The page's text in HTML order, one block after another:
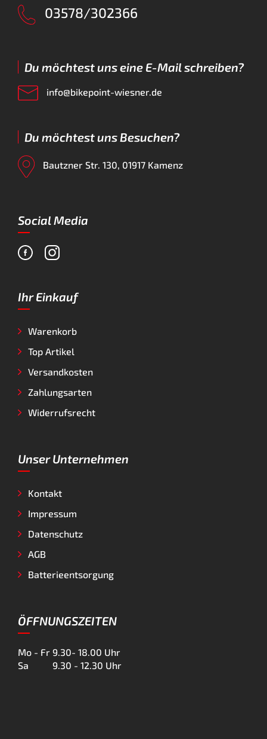
03578/302366
Du möchtest uns eine E-Mail schreiben?
info@bikepoint-wiesner.de
Du möchtest uns Besuchen?
Bautzner Str. 130, 01917 Kamenz
Social Media
Ihr Einkauf
Warenkorb
Top Artikel
Versandkosten
Zahlungsarten
Widerrufsrecht
Unser Unternehmen
Kontakt
Impressum
Datenschutz
AGB
Batterieentsorgung
ÖFFNUNGSZEITEN
Mo - Fr 9.30- 18.00 Uhr
Sa
9.30 - 12.30 Uhr